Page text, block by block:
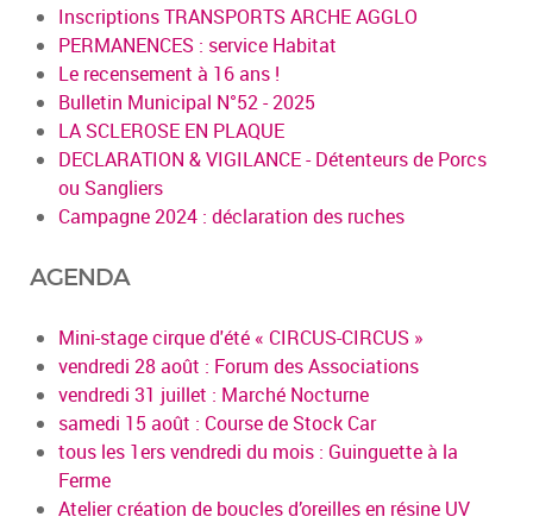
Inscriptions TRANSPORTS ARCHE AGGLO
PERMANENCES : service Habitat
Le recensement à 16 ans !
Bulletin Municipal N°52 - 2025
LA SCLEROSE EN PLAQUE
DECLARATION & VIGILANCE - Détenteurs de Porcs
ou Sangliers
Campagne 2024 : déclaration des ruches
AGENDA
Mini-stage cirque d'été « CIRCUS-CIRCUS »
vendredi 28 août : Forum des Associations
vendredi 31 juillet : Marché Nocturne
samedi 15 août : Course de Stock Car
tous les 1ers vendredi du mois : Guinguette à la
Ferme
Atelier création de boucles d’oreilles en résine UV